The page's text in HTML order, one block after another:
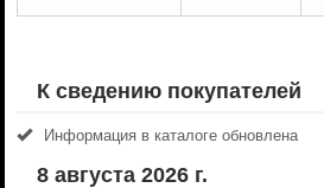
К сведению покупателей
Информация в каталоге обновлена
8 августа 2026 г.